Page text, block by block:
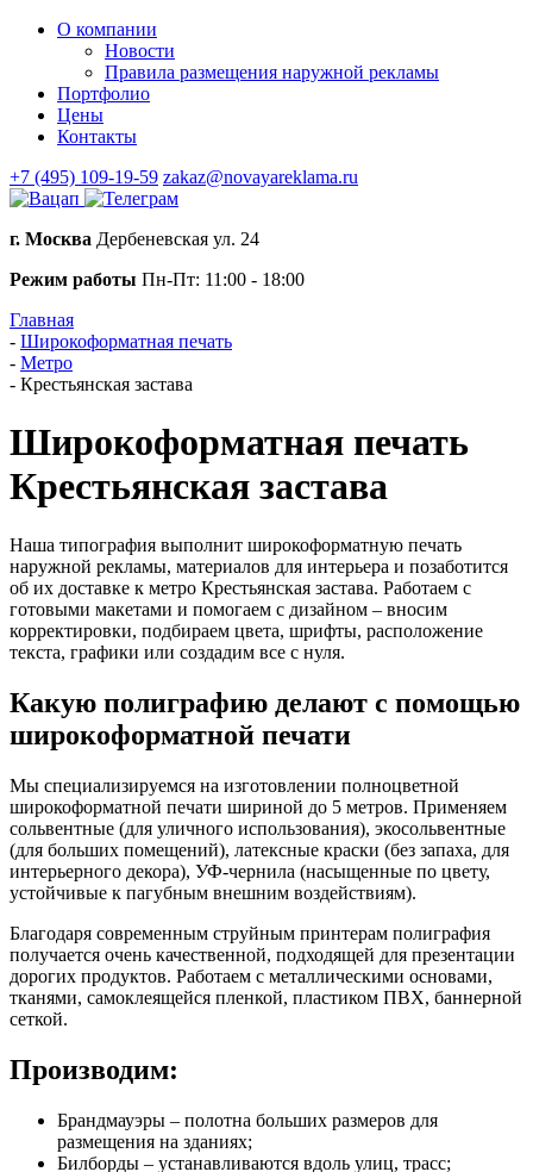
О компании
Новости
Правила размещения наружной рекламы
Портфолио
Цены
Контакты
+7 (495) 109-19-59 zakaz@novayareklama.ru
г. Москва Дербеневская ул. 24
Режим работы Пн-Пт: 11:00 - 18:00
Главная
- Широкоформатная печать
- Метро
- Крестьянская застава
Широкоформатная печать
Крестьянская застава
Наша типография выполнит широкоформатную печать
наружной рекламы, материалов для интерьера и позаботится
об их доставке к метро Крестьянская застава. Работаем с
готовыми макетами и помогаем с дизайном – вносим
корректировки, подбираем цвета, шрифты, расположение
текста, графики или создадим все с нуля.
Какую полиграфию делают с помощью
широкоформатной печати
Мы специализируемся на изготовлении полноцветной
широкоформатной печати шириной до 5 метров. Применяем
сольвентные (для уличного использования), экосольвентные
(для больших помещений), латексные краски (без запаха, для
интерьерного декора), УФ-чернила (насыщенные по цвету,
устойчивые к пагубным внешним воздействиям).
Благодаря современным струйным принтерам полиграфия
получается очень качественной, подходящей для презентации
дорогих продуктов. Работаем с металлическими основами,
тканями, самоклеящейся пленкой, пластиком ПВХ, баннерной
сеткой.
Производим:
Брандмауэры – полотна больших размеров для
размещения на зданиях;
Билборды – устанавливаются вдоль улиц, трасс;